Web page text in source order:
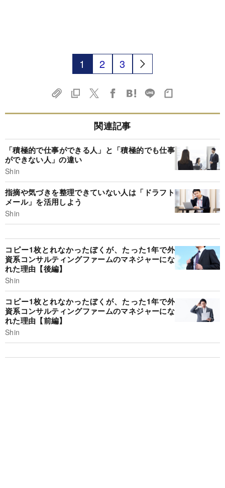
1 2 3
関連記事
「積極的で仕事ができる人」と「積極的でも仕事
ができない人」の違い
Shin
指摘や気づきを整理できていない人は「ドラフト
メール」を活用しよう
Shin
コピー1枚とれなかったぼくが、たった1年で外
資系コンサルティングファームのマネジャーにな
れた理由【後編】
Shin
コピー1枚とれなかったぼくが、たった1年で外
資系コンサルティングファームのマネジャーにな
れた理由【前編】
Shin